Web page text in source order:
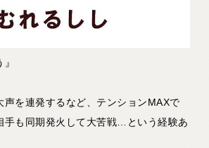
声を連発するなど、テンションMAXで
手も同期発火して大苦戦…という経験あ